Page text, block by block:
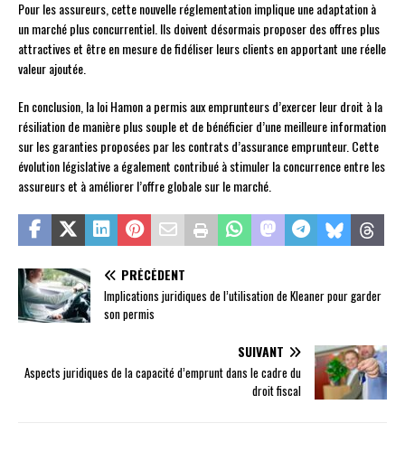
Pour les assureurs, cette nouvelle réglementation implique une adaptation à
un marché plus concurrentiel. Ils doivent désormais proposer des offres plus
attractives et être en mesure de fidéliser leurs clients en apportant une réelle
valeur ajoutée.
En conclusion, la loi Hamon a permis aux emprunteurs d’exercer leur droit à la
résiliation de manière plus souple et de bénéficier d’une meilleure information
sur les garanties proposées par les contrats d’assurance emprunteur. Cette
évolution législative a également contribué à stimuler la concurrence entre les
assureurs et à améliorer l’offre globale sur le marché.
PRÉCÉDENT
Implications juridiques de l’utilisation de Kleaner pour garder
son permis
SUIVANT
Aspects juridiques de la capacité d’emprunt dans le cadre du
droit fiscal